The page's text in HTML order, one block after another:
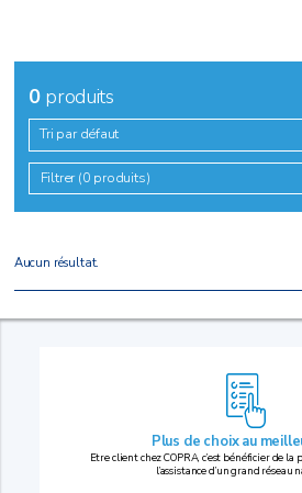
0produits
Tri par défaut
Filtrer (0 produits)
Aucun résultat.
Plus de choix au
Etre client chez COPRA, c’est bénéficier de la
l’assistance d’un grand réseau